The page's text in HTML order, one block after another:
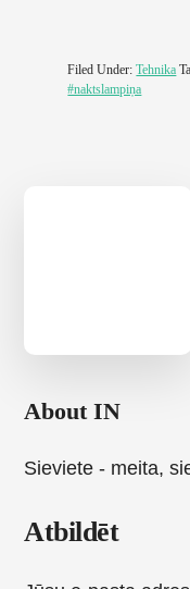
Filed Under:Tehnika
#naktslampiņa
AboutIN
Sieviete - meita,
Reader
Interactions
Atbildēt